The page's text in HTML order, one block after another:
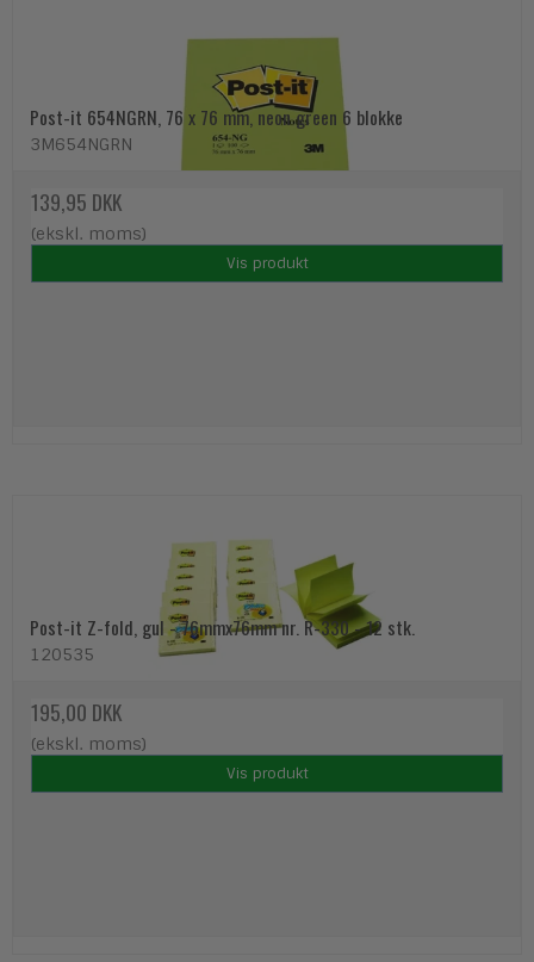
Post-it 654NGRN, 76 x 76 mm, neon green 6 blokke
3M654NGRN
139,95 DKK
(ekskl. moms)
Vis produkt
Post-it Z-fold, gul - 76mmx76mm nr. R-330 - 12 stk.
120535
195,00 DKK
(ekskl. moms)
Vis produkt